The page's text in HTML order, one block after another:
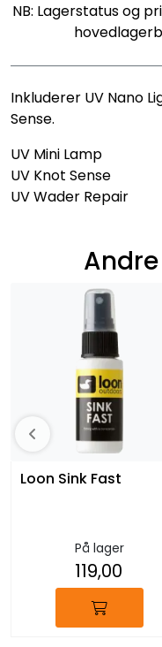
NB: Lagerstatus og
Inkluderer UV Nano
Sense.
UV Mini Lamp
UV Knot Sense
UV Wader Repair
Loon Sink Fast
På lager
119,00